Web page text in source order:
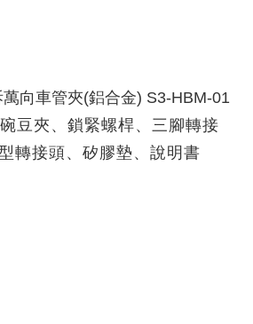
向車管夾(鋁合金) S3-HBM-01
碗豆夾 、 鎖緊螺桿、 三腳轉接
轉接頭、 矽膠墊 、 說明書